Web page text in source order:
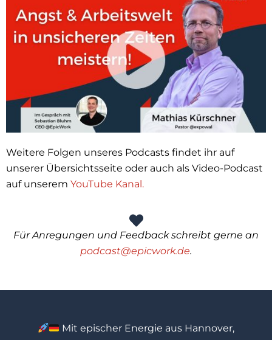
Weitere Folgen unseres Podcasts findet ihr auf
unserer Übersichtsseite oder auch als Video-Podcast
auf unserem YouTube Kanal.
Für Anregungen und Feedback schreibt gerne an
podcast@epicwork.de.
Mit epischer Energie aus Hannover,